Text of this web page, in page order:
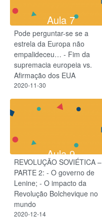
Aula 7
Pode perguntar-se se a
estrela da Europa não
empalideceu… - Fim da
supremacia europeia vs.
Afirmação dos EUA
2020-11-30
Aula 9
REVOLUÇÃO SOVIÉTICA –
PARTE 2: - O governo de
Lenine; - O impacto da
Revolução Bolchevique no
mundo
2020-12-14